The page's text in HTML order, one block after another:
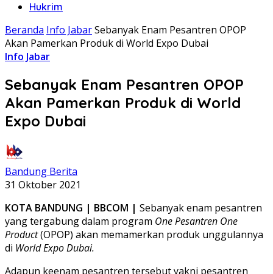
Hukrim
Beranda Info JabarSebanyak Enam Pesantren OPOP
Akan Pamerkan Produk di World Expo Dubai
Info Jabar
Sebanyak Enam Pesantren OPOP
Akan Pamerkan Produk di World
Expo Dubai
Bandung Berita
31 Oktober 2021
KOTA BANDUNG | BBCOM | Sebanyak enam pesantren
yang tergabung dalam program One Pesantren One
Product(OPOP) akan memamerkan produk unggulannya
di World Expo Dubai.
Adapun keenam pesantren tersebut yakni pesantren